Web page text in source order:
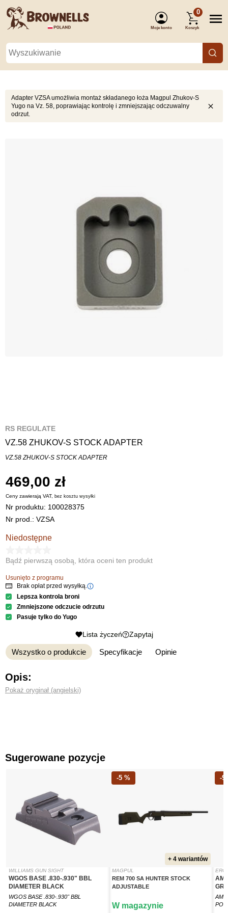
Moje konto
0
Koszyk
Adapter VZSA umożliwia montaż składanego łoża Magpul Zhukov-S
Yugo na Vz. 58, poprawiając kontrolę i zmniejszając odczuwalny
odrzut.
RS REGULATE
VZ.58 ZHUKOV-S STOCK ADAPTER
VZ.58 ZHUKOV-S STOCK ADAPTER
469,00 zł
Ceny zawierają VAT,bez kosztuwysyłki
Nr produktu: 100028375
Nr prod.: VZSA
Niedostępne
Bądź pierwszą osobą, która oceni ten produkt
Usunięto z programu
Brak opłat przed wysyłką.
Lepsza kontrola broni
Zmniejszone odczucie odrzutu
Pasuje tylko do Yugo
Lista życzeń Zapytaj
Wszystko o produkcie Specyfikacje Opinie
Opis:
Pokaż oryginał (angielski)
Sugerowane pozycje
WILLIAMS GUN SIGHT
WGOS BASE .830-.930" BBL
DIAMETER BLACK
WGOS BASE .830-.930" BBL
DIAMETER BLACK
-5 %
+ 4 wariantów
MAGPUL
REM 700 SA HUNTER STOCK
ADJUSTABLE
W magazynie
-9